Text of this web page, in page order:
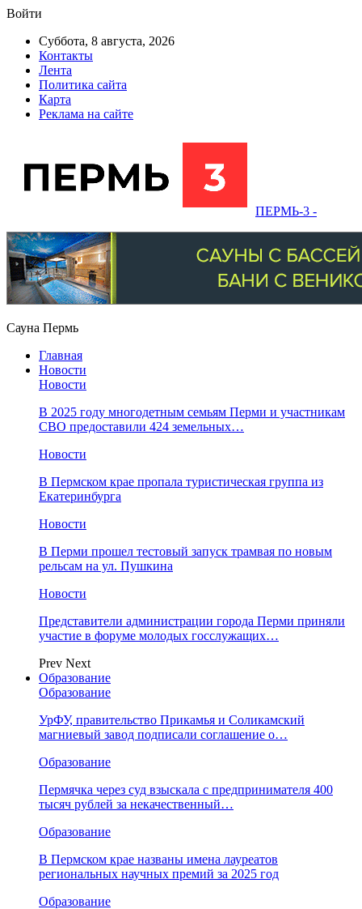
Войти
Суббота, 8 августа, 2026
Контакты
Лента
Политика сайта
Карта
Реклама на сайте
ПЕРМЬ-3 -
Сауна Пермь
Главная
Новости
Новости
В 2025 году многодетным семьям Перми и участникам
СВО предоставили 424 земельных…
Новости
​В Пермском крае пропала туристическая группа из
Екатеринбурга
Новости
В Перми прошел тестовый запуск трамвая по новым
рельсам на ул. Пушкина
Новости
Представители администрации города Перми приняли
участие в форуме молодых госслужащих…
Prev Next
Образование
Образование
УрФУ, правительство Прикамья и Соликамский
магниевый завод подписали соглашение о…
Образование
Пермячка через суд взыскала с предпринимателя 400
тысяч рублей за некачественный…
Образование
В Пермском крае названы имена лауреатов
региональных научных премий за 2025 год
Образование